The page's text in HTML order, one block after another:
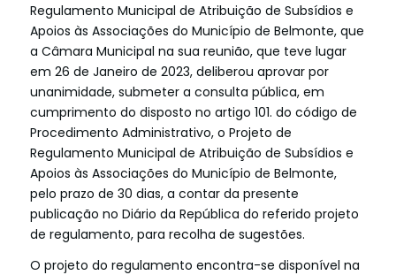
Regulamento Municipal de Atribuição de Subsídios e
Apoios às Associações do Município de Belmonte, que
a Câmara Municipal na sua reunião, que teve lugar
em 26 de Janeiro de 2023, deliberou aprovar por
unanimidade, submeter a consulta pública, em
cumprimento do disposto no artigo 101. do código de
Procedimento Administrativo, o Projeto de
Regulamento Municipal de Atribuição de Subsídios e
Apoios às Associações do Município de Belmonte,
pelo prazo de 30 dias, a contar da presente
publicação no Diário da República do referido projeto
de regulamento, para recolha de sugestões.
O projeto do regulamento encontra-se disponível na